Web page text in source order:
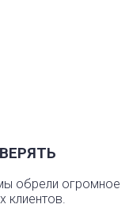
обрели огромное
клиентов.